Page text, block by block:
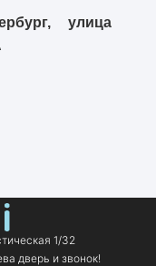
улица
1/32
дверь и звонок!